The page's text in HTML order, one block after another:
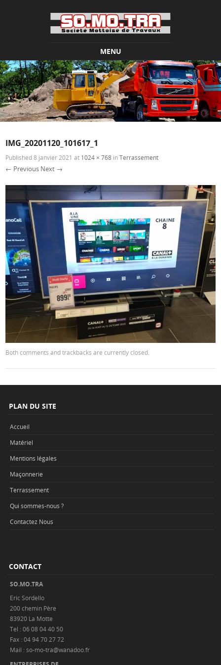
MENU
Skip to content
IMG_20201120_101617_1
Published8 janvier 2021 at 1024 × 768 inTerrassement
← Previous Next →
Both comments and trackbacks are currently closed.
PLAN DU SITE
Accueil
Matériel
Mentions légales
Maçonnerie
Terrassement
Qui sommes-nous ?
Contactez Nous
CONTACT
SO.MO.TRA
Eric Sordello
200 chemin Père
83920 La Motte
Tel : 06 08 04 40 50
Fax : 04 94 70 27 72
Mail : so-mo-tra@wanadoo.fr